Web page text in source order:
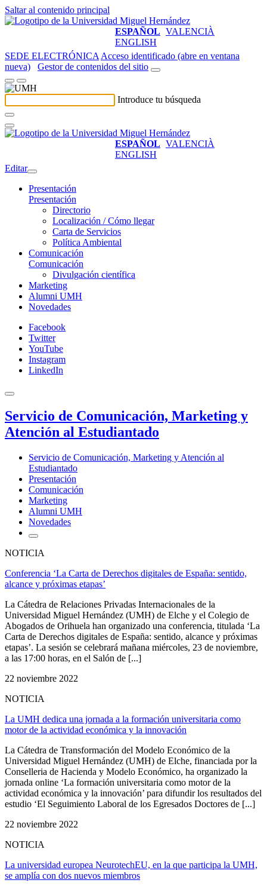
Saltar al contenido principal
ESPAÑOL VALENCIÀ
ENGLISH
SEDE ELECTRÓNICA Acceso identificado (abre en ventana
nueva)
Gestor de contenidos del sitio
Introduce tu búsqueda
ESPAÑOL VALENCIÀ
ENGLISH
Editar
Presentación
Presentación
Directorio
Localización / Cómo llegar
Carta de Servicios
Política Ambiental
Comunicación
Comunicación
Divulgación científica
Marketing
Alumni UMH
Novedades
Facebook
Twitter
YouTube
Instagram
LinkedIn
Servicio de Comunicación, Marketing y
Atención al Estudiantado
Servicio de Comunicación, Marketing y Atención al
Estudiantado
Presentación
Comunicación
Marketing
Alumni UMH
Novedades
NOTICIA
Conferencia ‘La Carta de Derechos digitales de España: sentido,
alcance y próximas etapas’
La Cátedra de Relaciones Privadas Internacionales de la
Universidad Miguel Hernández (UMH) de Elche y el Colegio de
Abogados de Orihuela han organizado una conferencia, titulada ‘La
Carta de Derechos digitales de España: sentido, alcance y próximas
etapas’. La sesión se celebrará mañana miércoles, 23 de noviembre,
a las 17:00 horas, en el Salón de [...]
22 noviembre 2022
NOTICIA
La UMH dedica una jornada a la formación universitaria como
motor de la actividad económica y la innovación
La Cátedra de Transformación del Modelo Económico de la
Universidad Miguel Hernández (UMH) de Elche, financiada por la
Conselleria de Hacienda y Modelo Económico, ha organizado la
jornada online ‘La formación universitaria como motor de la
actividad económica y la innovación’ para difundir los resultados del
estudio ‘El Seguimiento Laboral de los Egresados Doctores de [...]
22 noviembre 2022
NOTICIA
La universidad europea NeurotechEU, en la que participa la UMH,
se amplía con dos nuevos miembros